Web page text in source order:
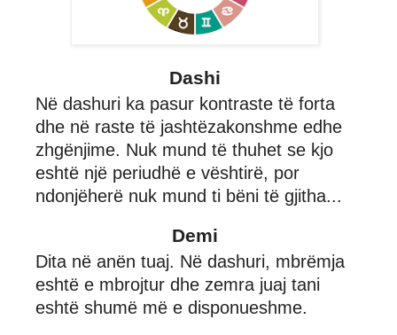
Dashi
Në dashuri ka pasur kontraste të forta
dhe në raste të jashtëzakonshme edhe
zhgënjime. Nuk mund të thuhet se kjo
eshtë një periudhë e vështirë, por
ndonjëherë nuk mund ti bëni të gjitha...
Demi
Dita në anën tuaj. Në dashuri, mbrëmja
eshtë e mbrojtur dhe zemra juaj tani
eshtë shumë më e disponueshme.